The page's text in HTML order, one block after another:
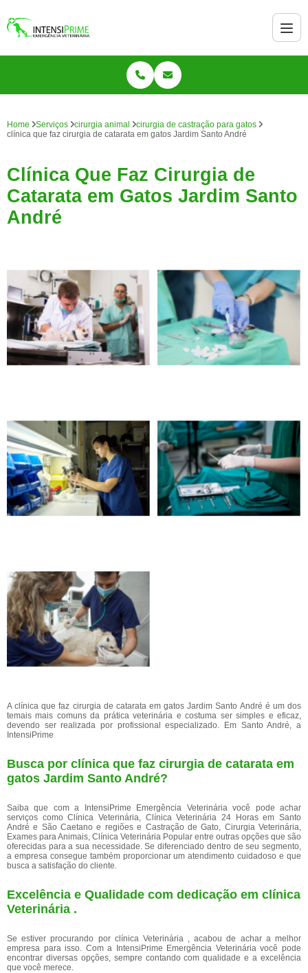
Home Serviços cirurgia animal
cirurgia de castração para gatos
clínica que faz cirurgia de catarata em gatos Jardim Santo André
Clínica Que Faz Cirurgia de
Catarata em Gatos Jardim Santo
André
A clínica que faz cirurgia de catarata em gatos Jardim Santo André é um dos
temais mais comuns da prática veterinária e costuma ser simples e eficaz,
devendo ser realizada por profissional especializado. Em Santo André, a
IntensiPrime
Busca por clínica que faz cirurgia de catarata em
gatos Jardim Santo André?
Saiba que com a IntensiPrime Emergência Veterinária você pode achar
serviços como Clínica Veterinária, Clínica Veterinária 24 Horas em Santo
André e São Caetano e regiões e Castração de Gato, Cirurgia Veterinária,
Exames para Animais, Clínica Veterinária Popular entre outras opções que são
oferecidas para a sua necessidade. Se diferenciado dentro de seu segmento,
a empresa consegue também proporcionar um atendimento cuidadoso e que
busca a satisfação do cliente.
Excelência e Qualidade com dedicação em clínica
Veterinária .
Se estiver procurando por clínica Veterinária , acabou de achar a melhor
empresa para isso. Com a IntensiPrime Emergência Veterinária você pode
encontrar diversas opções, sempre contando com qualidade e a excelência
que você merece.